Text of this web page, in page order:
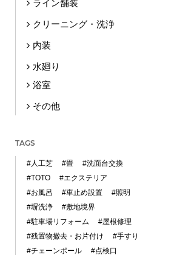
ライン舗装
クリーニング・洗浄
内装
水廻り
浴室
その他
TAGS
#人工芝 #畳
#洗面台交換
#TOTO
#エクステリア
#お風呂
#車止め設置
#照明
#塀洗浄
#敷地境界
#駐車場リフォーム
#屋根修理
#残置物撤去・お片付け
#手すり
#チェーンポール
#点検口